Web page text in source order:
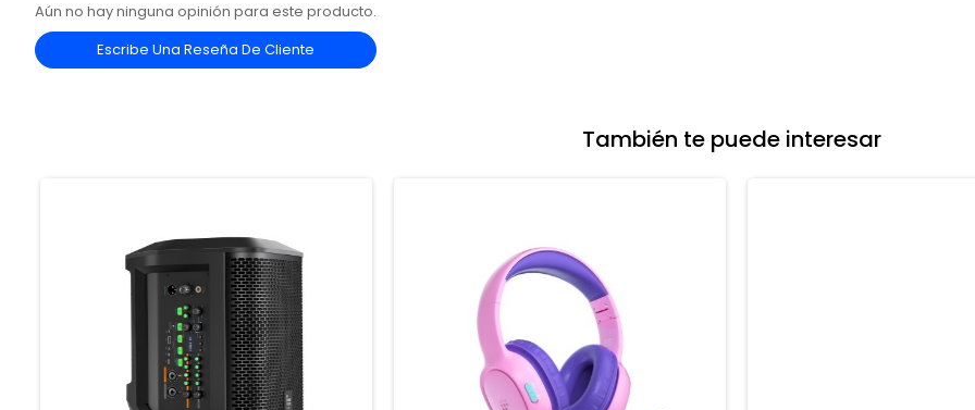
Aún no hay ninguna opinión para este producto.
Escribe Una Reseña De Cliente
También te puede interesar